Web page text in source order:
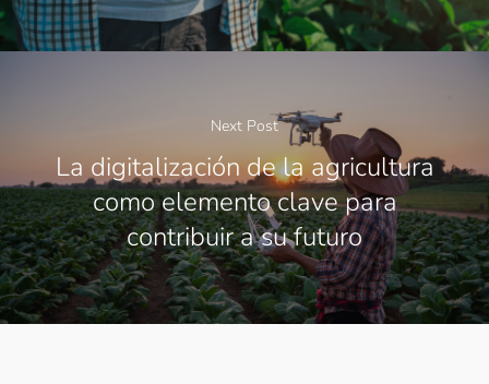
Next Post
La digitalización de la agricultura
como elemento clave para
contribuir a su futuro